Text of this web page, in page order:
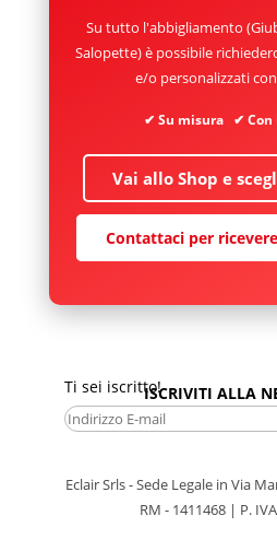
Su tutto l'abbigliamento
Salopette) è possibile
e/o personalizzati
✔ Su misura ✔ Con
Vai allo Shop e
Contattaci per
ISCRIVITI ALLA
Ti sei iscritto!
Eclair Srls - Sede Legale in Via
RM - 1411468 | P.